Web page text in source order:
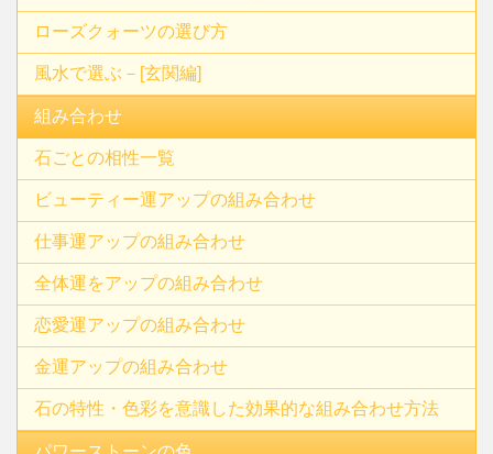
ローズクォーツの選び方
風水で選ぶ－[玄関編]
組み合わせ
石ごとの相性一覧
ビューティー運アップの組み合わせ
仕事運アップの組み合わせ
全体運をアップの組み合わせ
恋愛運アップの組み合わせ
金運アップの組み合わせ
石の特性・色彩を意識した効果的な組み合わせ方法